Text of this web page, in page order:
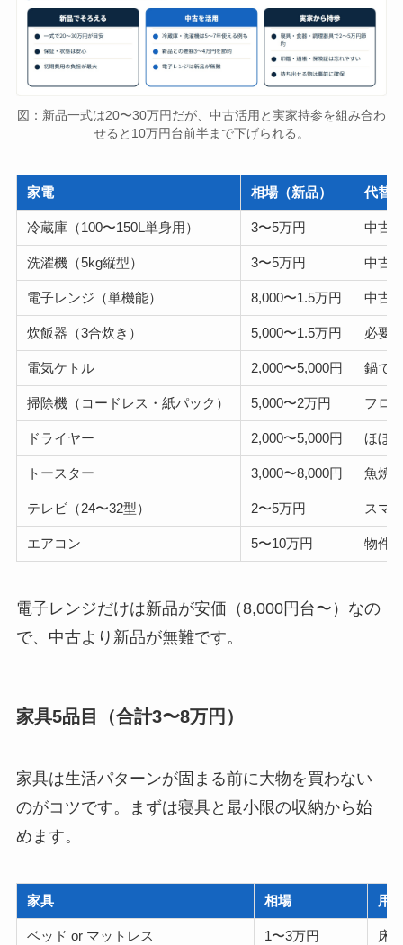
図：新品一式は20〜30万円だが、中古活用と実家持参を組み合わ
せると10万円台前半まで下げられる。
家電 相場（新品） 代替
冷蔵庫（100〜150L単身用） 3〜5万円 中古2
洗濯機（5kg縦型） 3〜5万円 中古2
電子レンジ（単機能） 8,000〜1.5万円 中古
炊飯器（3合炊き） 5,000〜1.5万円 必要
電気ケトル 2,000〜5,000円 鍋で
掃除機（コードレス・紙パック） 5,000〜2万円 フロ
ドライヤー 2,000〜5,000円 ほぼ
トースター 3,000〜8,000円 魚焼
テレビ（24〜32型） 2〜5万円 スマ
エアコン 5〜10万円 物件
電子レンジだけは新品が安価（8,000円台〜）なの
で、中古より新品が無難です。
家具5品目（合計3〜8万円）
家具は生活パターンが固まる前に大物を買わない
のがコツです。まずは寝具と最小限の収納から始
めます。
家具 相場 用
ベッド or マットレス 1〜3万円 床